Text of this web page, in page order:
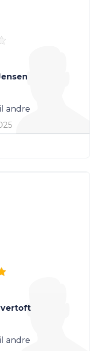
andre
andre